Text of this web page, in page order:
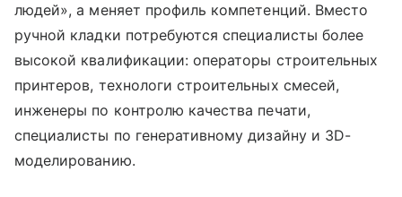
людей», а меняет профиль компетенций. Вместо
ручной кладки потребуются специалисты более
высокой квалификации: операторы строительных
принтеров, технологи строительных смесей,
инженеры по контролю качества печати,
специалисты по генеративному дизайну и 3D-
моделированию.